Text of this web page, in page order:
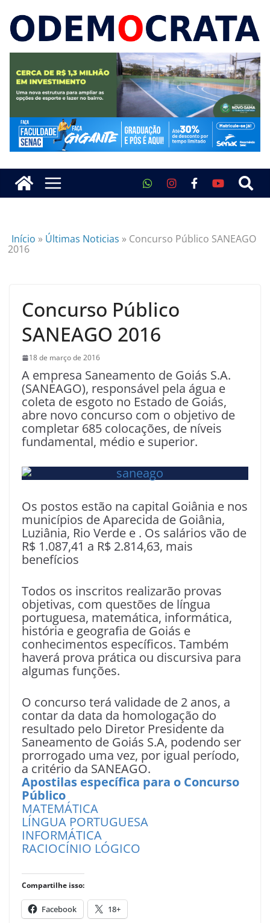
Início » Últimas Noticias » Concurso Público SANEAGO
2016
Concurso Público
SANEAGO 2016
18 de março de 2016
A empresa Saneamento de Goiás S.A.
(SANEAGO), responsável pela água e
coleta de esgoto no Estado de Goiás,
abre novo concurso com o objetivo de
completar 685 colocações, de níveis
fundamental, médio e superior.
Os postos estão na capital Goiânia e nos
municípios de Aparecida de Goiânia,
Luziânia, Rio Verde e . Os salários vão de
R$ 1.087,41 a R$ 2.814,63, mais
benefícios
Todos os inscritos realizarão provas
objetivas, com questões de língua
portuguesa, matemática, informática,
história e geografia de Goiás e
conhecimentos específicos. Também
haverá prova prática ou discursiva para
algumas funções.
O concurso terá validade de 2 anos, a
contar da data da homologação do
resultado pelo Diretor Presidente da
Saneamento de Goiás S.A, podendo ser
prorrogado uma vez, por igual período,
a critério da SANEAGO.
Apostilas específica para o Concurso
Público
MATEMÁTICA
LÍNGUA PORTUGUESA
INFORMÁTICA
RACIOCÍNIO LÓGICO
Compartilhe isso:
Facebook 18+